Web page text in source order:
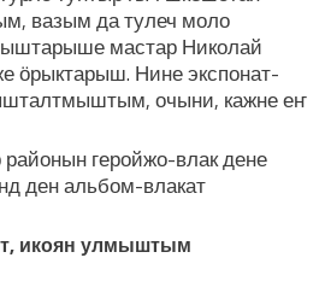
вазым да тулеч моло
мастар Николай
ӧрыктарыш. Нине экспонат-
очыни, кажне еҥ
геройжо-влак дене
ден альбом-влакат
икоян улмыштым